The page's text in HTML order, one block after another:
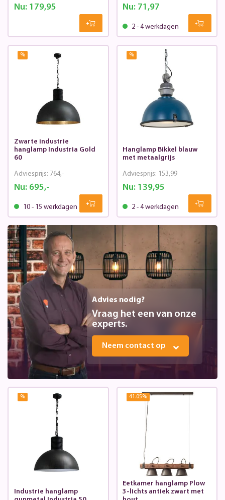
Nu:179,95 Nu: 71,97
2 - 4 werkdagen
%
Zwarte industrie
hanglamp Industria Gold
60
Nu:695,-
Adviesprijs: 764,-
10 - 15 werkdagen
%
Hanglamp Bikkel blauw
met metaalgrijs
Nu: 139,95
Adviesprijs: 153,99
2 - 4 werkdagen
Advies nodig?
Vraag het een van onze
experts.
Neem contact op
%
Industrie hanglamp
41.05%
Eetkamer hanglamp Plow
3-lichts antiek zwart met